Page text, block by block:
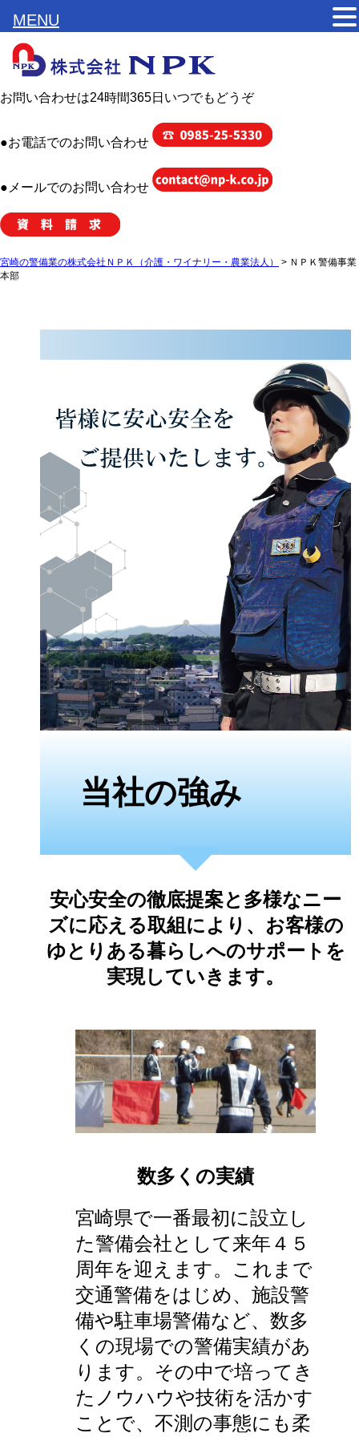
お問い合わせは24時間365日いつでもどうぞ
●お電話でのお問い合わせ
●メールでのお問い合わせ
宮崎の警備業の株式会社ＮＰＫ（介護・ワイナリー・農業法人） > ＮＰＫ警備事業
本部
当社の強み
安心安全の徹底提案と多様なニー
ズに応える取組により、お客様の
ゆとりある暮らしへのサポートを
実現していきます。
数多くの実績
宮崎県で一番最初に設立し
た警備会社として来年４５
周年を迎えます。これまで
交通警備をはじめ、施設警
備や駐車場警備など、数多
くの現場での警備実績があ
ります。その中で培ってき
たノウハウや技術を活かす
ことで、不測の事態にも柔
MENU